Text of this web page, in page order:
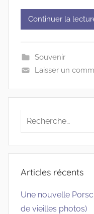
Continuer la
Souvenir
Laisser un
Recherche
:
Articles récents
Une nouvelle
de vieilles photos)